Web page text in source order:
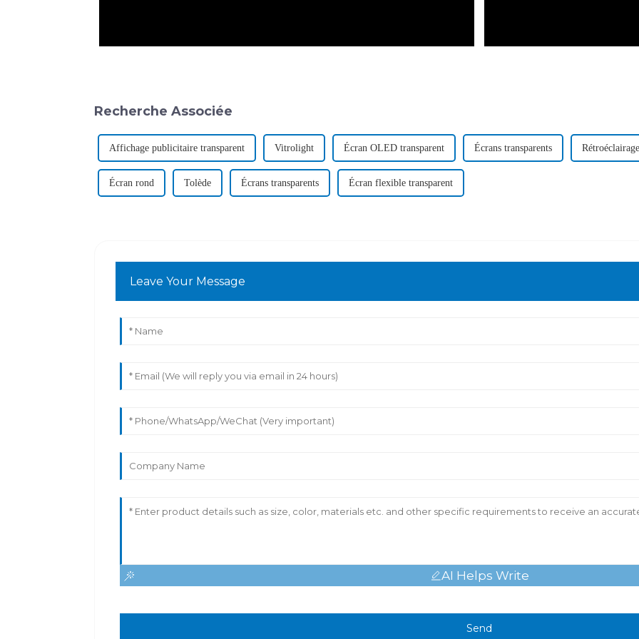
Recherche Associée
Affichage publicitaire transparent Vitrolight Écran OLED transparent Écrans transparents
Écran rond Tolède Écrans transparents Écran flexible transparent
Leave Your Message
AI Helps Write
Send